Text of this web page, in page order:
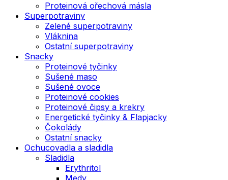
Proteinová ořechová másla
Superpotraviny
Zelené superpotraviny
Vláknina
Ostatní superpotraviny
Snacky
Proteinové tyčinky
Sušené maso
Sušené ovoce
Proteinové cookies
Proteinové čipsy a krekry
Energetické tyčinky & Flapjacky
Čokolády
Ostatní snacky
Ochucovadla a sladidla
Sladidla
Erythritol
Medy